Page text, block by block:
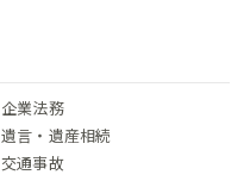
企業法務
遺言・遺産相続
交通事故